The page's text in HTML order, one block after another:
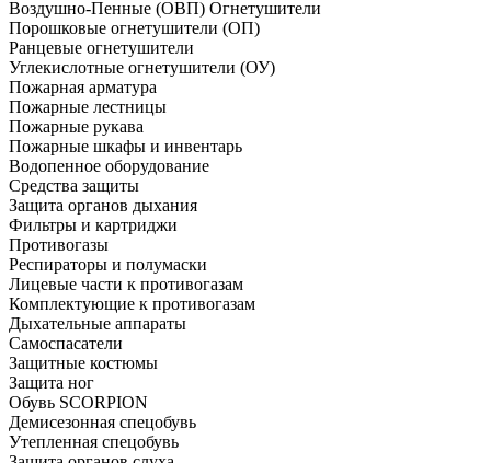
Воздушно-Пенные (ОВП) Огнетушители
Порошковые огнетушители (ОП)
Ранцевые огнетушители
Углекислотные огнетушители (ОУ)
Пожарная арматура
Пожарные лестницы
Пожарные рукава
Пожарные шкафы и инвентарь
Водопенное оборудование
Средства защиты
Защита органов дыхания
Фильтры и картриджи
Противогазы
Респираторы и полумаски
Лицевые части к противогазам
Комплектующие к противогазам
Дыхательные аппараты
Самоспасатели
Защитные костюмы
Защита ног
Обувь SCORPION
Демисезонная спецобувь
Утепленная спецобувь